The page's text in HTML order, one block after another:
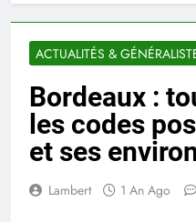
ACTUALITÉS &
Bordeaux :
les codes
et ses
Lambert 1 An Ago